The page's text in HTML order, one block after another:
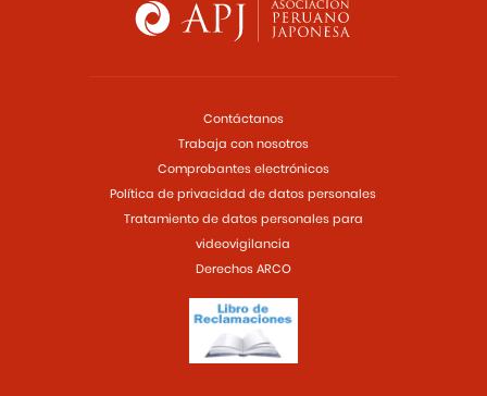
Contáctanos
Trabaja con nosotros
Comprobantes electrónicos
Política de privacidad de datos personales
Tratamiento de datos personales para
videovigilancia
Derechos ARCO